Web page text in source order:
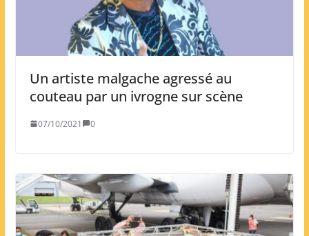
Un artiste malgache agressé au
couteau par un ivrogne sur scène
07/10/2021 0